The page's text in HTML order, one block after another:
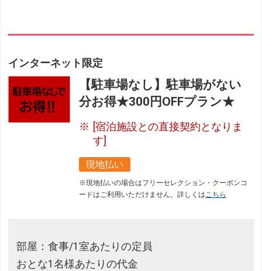
インターネット限定
【駐車場なし】駐車場がない
分お得★300円OFFプラン★
[宿泊施設との直接契約となりま
す]
現地払い
※現地払いの場合はフリーセレクション・クーポンコ
ードはご利用いただけません。詳しくはこちら
部屋：食事/1室あたりの定員
おとな1名様あたりの代金